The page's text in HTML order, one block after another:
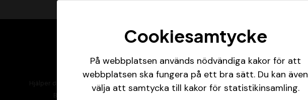
Hjälper dig att hålla koll på ditt spelande
Besök
ATG.se/atgcheck
Har spelandet
eller
Cookiesamtycke
På webbplatsen används nödvändiga kakor för att
webbplatsen ska fungera på ett bra sätt. Du kan även
välja att samtycka till kakor för statistikinsamling.